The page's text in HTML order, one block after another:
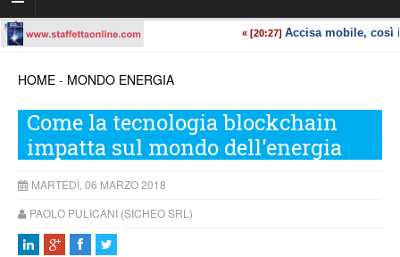
HOME - MONDO ENERGIA
Come la tecnologia blockchain
impatta sul mondo dell'energia
MARTEDÌ, 06 MARZO 2018
PAOLO PULICANI (SICHEO SRL)